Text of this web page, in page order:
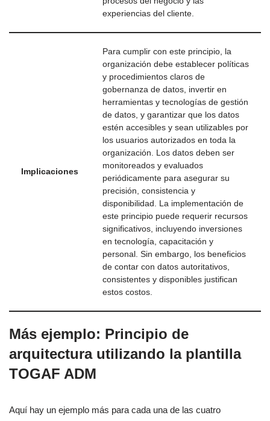
experiencias del cliente.
Implicaciones
Para cumplir con este principio, la
organización debe establecer políticas
y procedimientos claros de
gobernanza de datos, invertir en
herramientas y tecnologías de gestión
de datos, y garantizar que los datos
estén accesibles y sean utilizables por
los usuarios autorizados en toda la
organización. Los datos deben ser
monitoreados y evaluados
periódicamente para asegurar su
precisión, consistencia y
disponibilidad. La implementación de
este principio puede requerir recursos
significativos, incluyendo inversiones
en tecnología, capacitación y
personal. Sin embargo, los beneficios
de contar con datos autoritativos,
consistentes y disponibles justifican
estos costos.
Más ejemplo: Principio de
arquitectura utilizando la plantilla
TOGAF ADM
Aquí hay un ejemplo más para cada una de las cuatro